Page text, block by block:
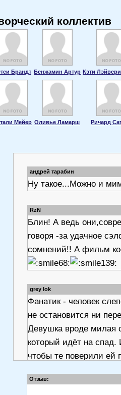
коллектив
Брандт Бенжамин Артур Кэти
Мейер Оливье Ламарш Ричард
андрей тарабин
Ну такое...Можно и
RzN
Блин! А ведь
говоря -за удачное
сомнений!! А фильм
grey lok
Фанатик - человек
не остановится ни
Девушка вроде милая
который идёт на спад.
чтобы те поверили ей
превращаются в
Отзыв: